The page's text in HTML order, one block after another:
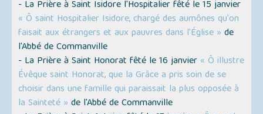
- La Prière à Saint Isidore l'Hospitalier fêté le 15 janvier
« Ô saint Hospitalier Isidore, chargé des aumônes qu'on
faisait aux étrangers et aux pauvres dans l’Église » de
l'Abbé de Commanville
- La Prière à Saint Honorat fêté le 16 janvier « Ô illustre
Évêque saint Honorat, que la Grâce a pris soin de se
choisir dans une famille qui paraissait la plus opposée à
la Sainteté » de l'Abbé de Commanville